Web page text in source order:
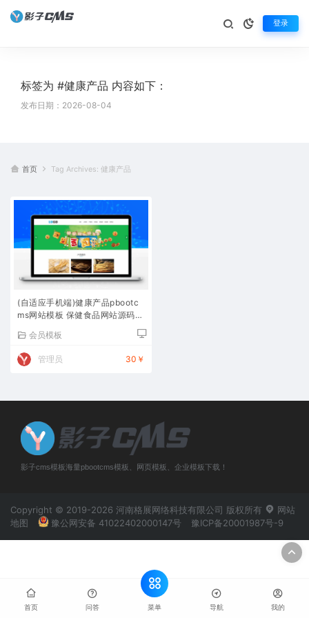
登录
标签为 #健康产品 内容如下：
发布日期：2026-08-04
首页 Tag Archives: 健康产品
(自适应手机端)健康产品pbootc
ms网站模板 保健食品网站源码下
会员模板
管理员 30￥
影子cms模板海量pbootcms模板、网页模板、企业模板下载！
Copyright © 2019-2026 河南格展网络科技有限公司 版权所有
网站
地图
豫公网安备 41022402000147号 豫ICP备20001987号-9
首页 问答 菜单 导航 我的